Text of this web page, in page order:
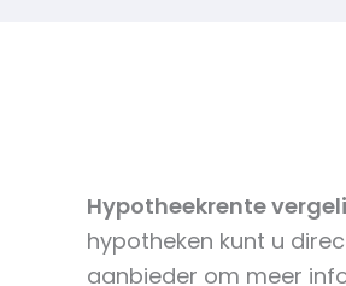
Hypotheekrente
hypotheken kunt u
aanbieder om meer